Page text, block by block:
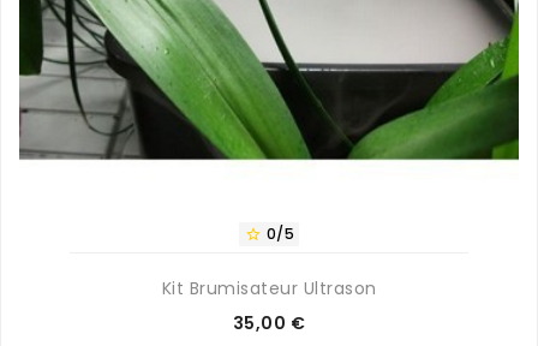
 0/5
Kit Brumisateur Ultrason
Prix
35,00 €